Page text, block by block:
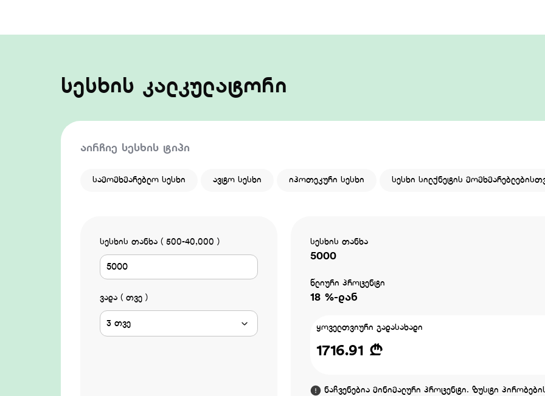
სესხის კალკულატორი
აირჩიე სესხის ტიპი
სამომხმარებლო სესხი ავტო სესხი იპოთეკური სესხი სესხი სილქნეტის
სესხის თანხა ( 500-40,000 )
ვადა ( თვე )
3 თვე
სესხის თანხა
5000
წლიური პროცენტი
18 %-დან
ყოველთვიური გადასახადი
1716.91 ₾
ნაჩვენებია მინიმალური პროცენტი. ზუსტი